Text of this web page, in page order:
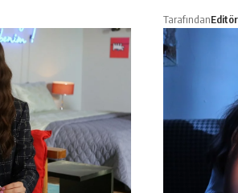
TarafındanEditör